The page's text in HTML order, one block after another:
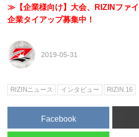
≫【企業様向け】大会、RIZINファ
企業タイアップ募集中！
2019-05-31
RIZINニュース インタビュー RIZIN.16
Facebook